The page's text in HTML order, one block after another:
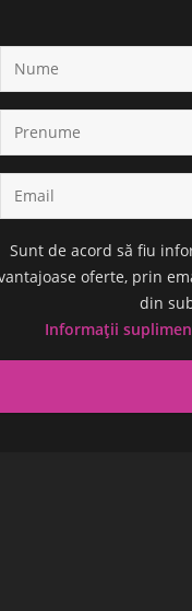
Sunt de acord să fiu
oferte, prin
din
Informații